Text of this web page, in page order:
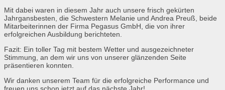
Mit dabei waren in diesem Jahr auch unsere frisch gekürten
Jahrgansbesten, die Schwestern Melanie und Andrea Preuß, beide
Mitarbeiterinnen der Firma Pegasus GmbH, die von ihrer
erfolgreichen Ausbildung berichteten.
Fazit: Ein toller Tag mit bestem Wetter und ausgezeichneter
Stimmung, an dem wir uns von unserer glänzenden Seite
präsentieren konnten.
Wir danken unserem Team für die erfolgreiche Performance und